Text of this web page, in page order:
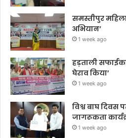
समस्तीपुर
अभियान’
1 week ago
हड़ताली
घेराव किया’
1 week ago
विश्व बाघ दिवस
जागरूकता
1 week ago